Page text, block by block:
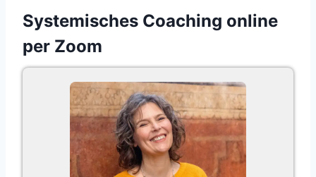
Systemisches Coaching online
per Zoom